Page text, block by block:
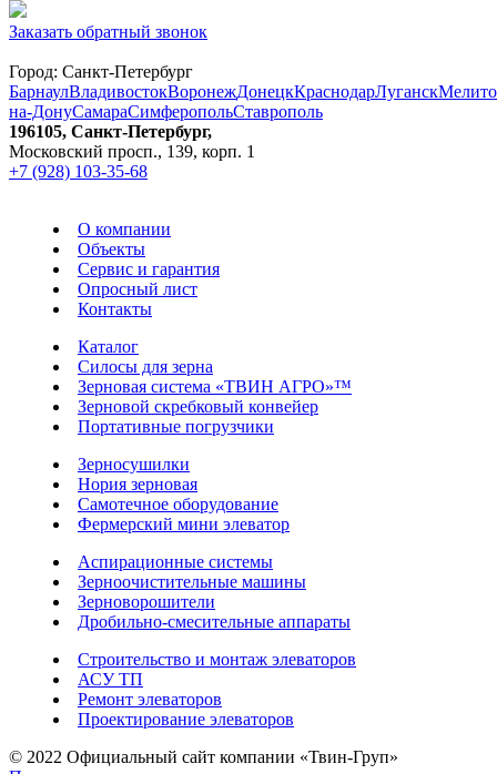
Заказать обратный звонок
Город: Санкт-Петербург
БарнаулВладивостокВоронежДонецкКраснодарЛуганск
на-ДонуСамараСимферопольСтаврополь
196105, Санкт-Петербург,
Московский просп., 139, корп. 1
+7 (928) 103-35-68
О компании
Объекты
Сервис и гарантия
Опросный лист
Контакты
Каталог
Силосы для зерна
Зерновая система «ТВИН АГРО»™
Зерновой скребковый конвейер
Портативные погрузчики
Зерносушилки
Нория зерновая
Самотечное оборудование
Фермерский мини элеватор
Аспирационные системы
Зерноочистительные машины
Зерноворошители
Дробильно-смесительные аппараты
Строительство и монтаж элеваторов
АСУ ТП
Ремонт элеваторов
Проектирование элеваторов
© 2022 Официальный сайт компании «Твин-Груп»